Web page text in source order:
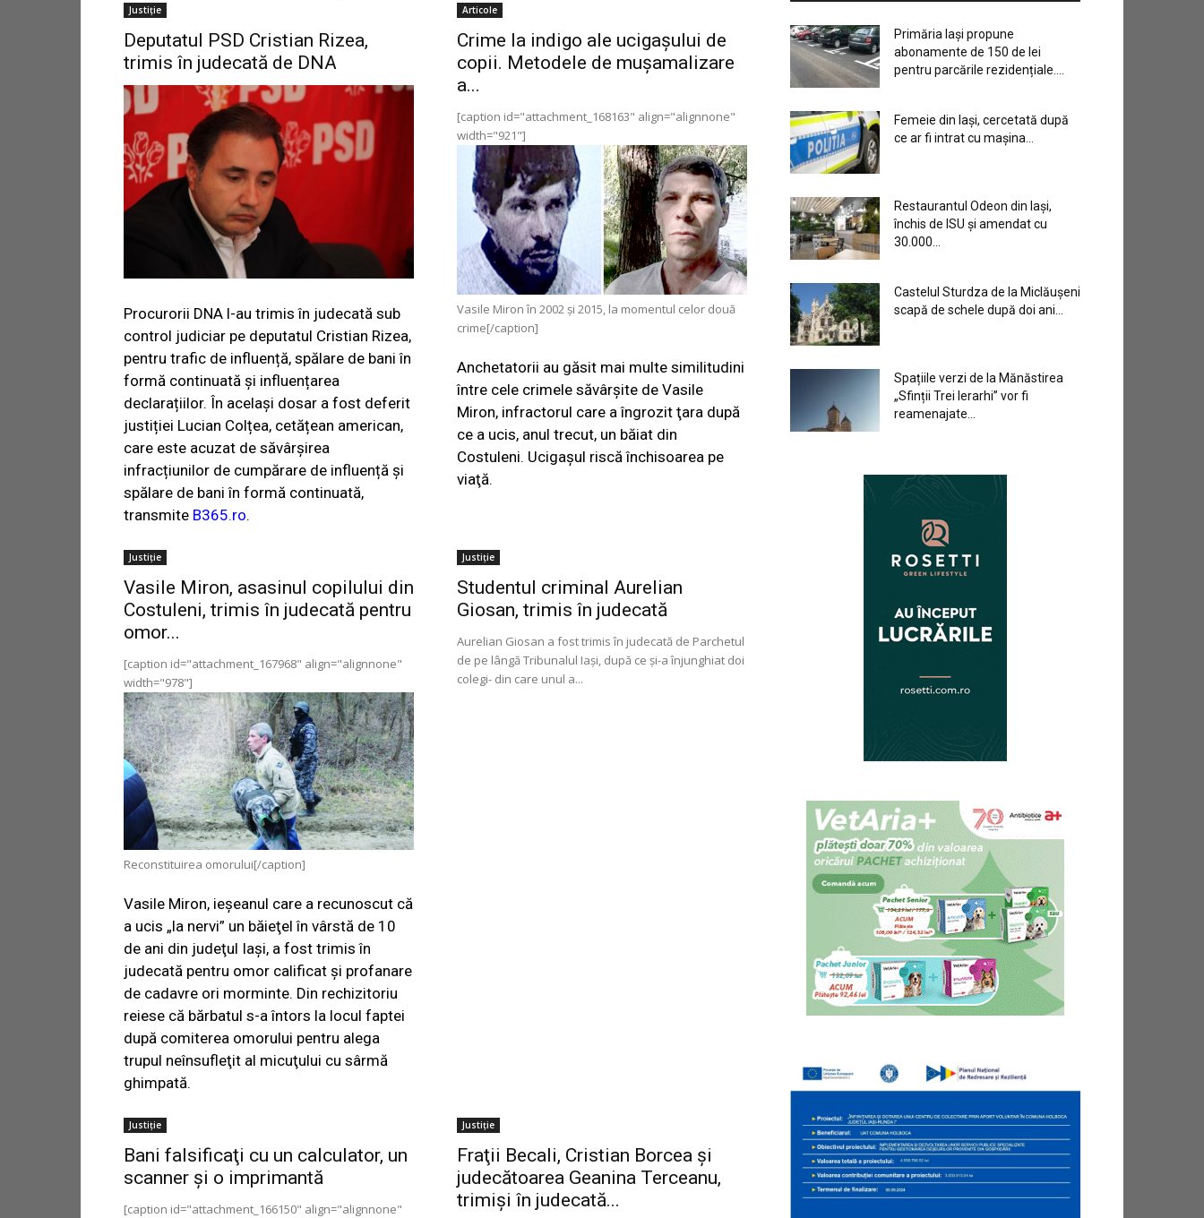
Justiție
Deputatul PSD Cristian Rizea,
trimis în judecată de DNA
Procurorii DNA l-au trimis în judecată sub
control judiciar pe deputatul Cristian Rizea,
pentru trafic de influență, spălare de bani în
formă continuată și influențarea
declarațiilor. În același dosar a fost deferit
justiției Lucian Colțea, cetățean american,
care este acuzat de săvârșirea
infracțiunilor de cumpărare de influență și
spălare de bani în formă continuată,
transmite B365.ro.
Articole
Crime la indigo ale ucigașului de
copii. Metodele de muşamalizare
a...
[caption id="attachment_168163" align="alignnone"
width="921"]
Vasile Miron în 2002 şi 2015, la momentul celor două
crime[/caption]
Anchetatorii au găsit mai multe similitudini
între cele crimele săvârşite de Vasile
Miron, infractorul care a îngrozit ţara după
ce a ucis, anul trecut, un băiat din
Costuleni. Ucigaşul riscă închisoarea pe
viaţă.
Justiție
Vasile Miron, asasinul copilului din
Costuleni, trimis în judecată pentru
omor...
[caption id="attachment_167968" align="alignnone"
width="978"]
Reconstituirea omorului[/caption]
Vasile Miron, ieşeanul care a recunoscut că
a ucis „la nervi” un băieţel în vârstă de 10
de ani din judeţul Iaşi, a fost trimis în
judecată pentru omor calificat şi profanare
de cadavre ori morminte. Din rechizitoriu
reiese că bărbatul s-a întors la locul faptei
după comiterea omorului pentru alega
trupul neînsufleţit al micuţului cu sârmă
ghimpată.
Justiție
Studentul criminal Aurelian
Giosan, trimis în judecată
Aurelian Giosan a fost trimis în judecată de Parchetul
de pe lângă Tribunalul Iaşi, după ce şi-a înjunghiat doi
colegi- din care unul a...
Justiție
Bani falsificaţi cu un calculator, un
scanner şi o imprimantă
[caption id="attachment_166150" align="alignnone"
Justiție
Fraţii Becali, Cristian Borcea şi
judecătoarea Geanina Terceanu,
trimişi în judecată...
Primăria Iași propune
abonamente de 150 de lei
pentru parcările rezidențiale....
Femeie din Iași, cercetată după
ce ar fi intrat cu mașina...
Restaurantul Odeon din Iași,
închis de ISU și amendat cu
30.000...
Castelul Sturdza de la Miclăușeni
scapă de schele după doi ani...
Spațiile verzi de la Mănăstirea
„Sfinții Trei Ierarhi” vor fi
reamenajate...